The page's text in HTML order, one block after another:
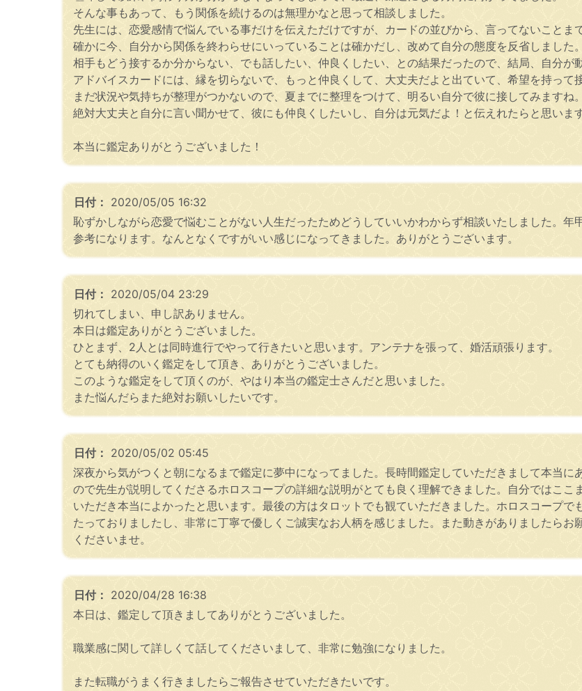
そんな事もあって、もう関係を続けるのは無理かなと思って相談しました。
先生には、恋愛感情で悩んでいる事だけを伝えただけですが、カードの並びから、言ってないことま
確かに今、自分から関係を終わらせにいっていることは確かだし、改めて自分の態度を反省しました。
相手もどう接するか分からない、でも話したい、仲良くしたい、との結果だったので、結局、自分が
アドバイスカードには、縁を切らないで、もっと仲良くして、大丈夫だよと出ていて、希望を持って
まだ状況や気持ちが整理がつかないので、夏までに整理をつけて、明るい自分で彼に接してみますね。
絶対大丈夫と自分に言い聞かせて、彼にも仲良くしたいし、自分は元気だよ！と伝えれたらと思います
本当に鑑定ありがとうございました！
日付： 2020/05/05 16:32
恥ずかしながら恋愛で悩むことがない人生だったためどうしていいかわからず相談いたしました。
参考になります。なんとなくですがいい感じになってきました。ありがとうございます。
日付： 2020/05/04 23:29
切れてしまい、申し訳ありません。
本日は鑑定ありがとうございました。
ひとまず、2人とは同時進行でやって行きたいと思います。アンテナを張って、婚活頑張ります。
とても納得のいく鑑定をして頂き、ありがとうございました。
このような鑑定をして頂くのが、やはり本当の鑑定士さんだと思いました。
また悩んだらまた絶対お願いしたいです。
日付： 2020/05/02 05:45
深夜から気がつくと朝になるまで鑑定に夢中になってました。長時間鑑定していただきまして本当
ので先生が説明してくださるホロスコープの詳細な説明がとても良く理解できました。自分ではこ
いただき本当によかったと思います。最後の方はタロットでも観ていただきました。ホロスコープ
たっておりましたし、非常に丁寧で優しくご誠実なお人柄を感じました。また動きがありましたら
くださいませ。
日付： 2020/04/28 16:38
本日は、鑑定して頂きましてありがとうございました。
職業感に関して詳しくて話してくださいまして、非常に勉強になりました。
また転職がうまく行きましたらご報告させていただきたいです。